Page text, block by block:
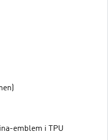
emblem i TPU